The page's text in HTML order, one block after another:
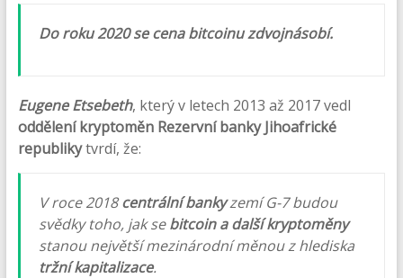
Do roku 2020 se cena bitcoinu zdvojnásobí.
Eugene Etsebeth, který v letech 2013 až 2017 vedl
oddělení kryptoměn Rezervní banky Jihoafrické
republikytvrdí, že:
V roce 2018centrální bankyzemí G-7 budou
svědky toho, jak sebitcoin a další kryptoměny
stanou největší mezinárodní měnou z hlediska
tržní kapitalizace.